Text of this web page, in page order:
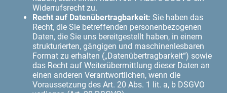
Widerrufsrecht zu.
Recht auf Datenübertragbarkeit: Sie haben das
Recht, die Sie betreffenden personenbezogenen
Daten, die Sie uns bereitgestellt haben, in einem
strukturierten, gängigen und maschinenlesbaren
Format zu erhalten („Datenübertragbarkeit“) sowie
das Recht auf Weiterübermittlung dieser Daten an
einen anderen Verantwortlichen, wenn die
Voraussetzung des Art. 20 Abs. 1 lit. a, b DSGVO